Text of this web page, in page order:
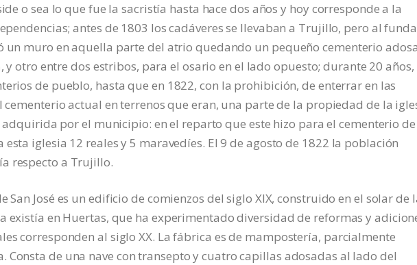
o sea lo que fue la sacristía hasta hace dos años y hoy corresponde a la
antes de 1803 los cadáveres se llevaban a Trujillo, pero al
un muro en aquella parte del atrio quedando un pequeño cementerio
y otro entre dos estribos, para el osario en el lado opuesto; durante 20 años,
de pueblo, hasta que en 1822, con la prohibición, de enterrar en las
cementerio actual en terrenos que eran, una parte de la propiedad de la
por el municipio: en el reparto que este hizo para el cementerio
iglesia 12 reales y 5 maravedíes. El 9 de agosto de 1822 la población
respecto a Trujillo.
San José es un edificio de comienzos del siglo XIX, construido en el solar de
existía en Huertas, que ha experimentado diversidad de reformas y
corresponden al siglo XX. La fábrica es de mampostería, parcialmente
Consta de una nave con transepto y cuatro capillas adosadas al lado del